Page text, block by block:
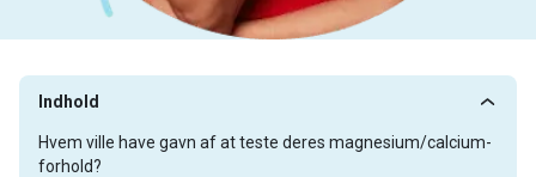
Indhold
Hvem ville have gavn af at teste deres magnesium/calcium-
forhold?